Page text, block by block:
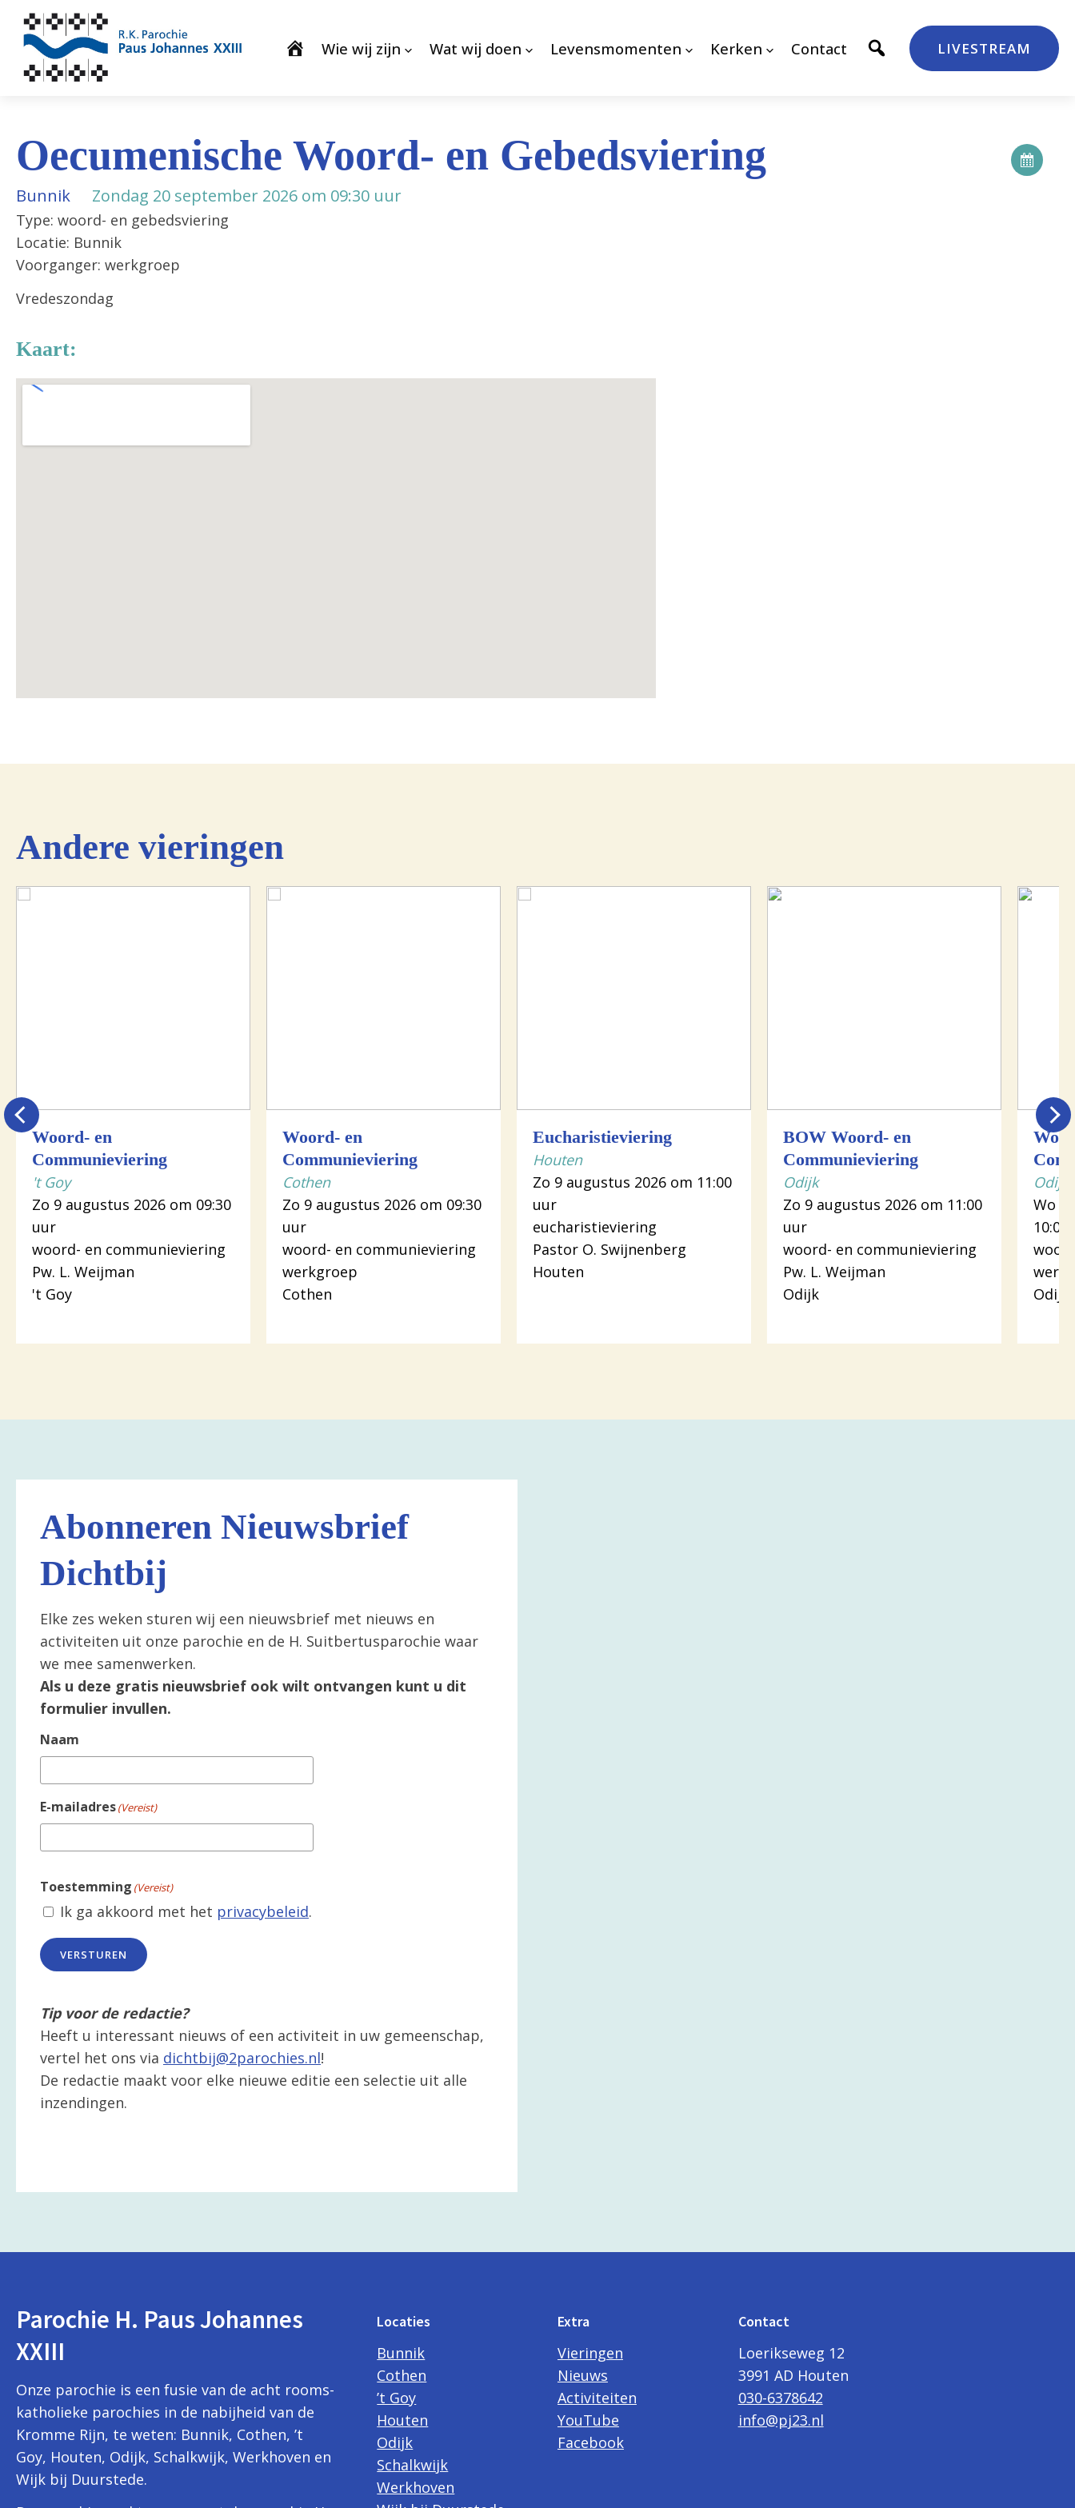
Wie wij zijn Wat wij doen Levensmomenten Kerken Contact LIVESTREAM
Oecumenische Woord- en Gebedsviering
Bunnik Zondag 20 september 2026 om 09:30 uur
Type: woord- en gebedsviering
Locatie: Bunnik
Voorganger: werkgroep
Vredeszondag
Kaart:
Andere vieringen
Woord- en
Communieviering
't Goy
Zo 9 augustus 2026 om 09:30
uur
woord- en communieviering
Pw. L. Weijman
't Goy
Woord- en
Communieviering
Cothen
Zo 9 augustus 2026 om 09:30
uur
woord- en communieviering
werkgroep
Cothen
Eucharistieviering
Houten
Zo 9 augustus 2026 om 11:00
uur
eucharistieviering
Pastor O. Swijnenberg
Houten
BOW Woord- en
Communieviering
Odijk
Zo 9 augustus 2026 om 11:00
uur
woord- en communieviering
Pw. L. Weijman
Odijk
Odijk
Wo
Odijk
Abonneren Nieuwsbrief
Dichtbij
Elke zes weken sturen wij een nieuwsbrief met nieuws en
activiteiten uit onze parochie en de H. Suitbertusparochie waar
we mee samenwerken.
Als u deze gratis nieuwsbrief ook wilt ontvangen kunt u dit
formulier invullen.
Naam
E-mailadres(Vereist)
Toestemming (Vereist)
Ik ga akkoord met het privacybeleid.
VERSTUREN
Tip voor de redactie?
Heeft u interessant nieuws of een activiteit in uw gemeenschap,
vertel het ons via dichtbij@2parochies.nl!
De redactie maakt voor elke nieuwe editie een selectie uit alle
inzendingen.
Parochie H. Paus Johannes
XXIII
Onze parochie is een fusie van de acht rooms-
katholieke parochies in de nabijheid van de
Kromme Rijn, te weten: Bunnik, Cothen, ’t
Goy, Houten, Odijk, Schalkwijk, Werkhoven en
Wijk bij Duurstede.
Locaties
Bunnik
Cothen
’t Goy
Houten
Odijk
Schalkwijk
Werkhoven
Extra
Vieringen
Nieuws
Activiteiten
YouTube
Facebook
Contact
Loerikseweg 12
3991 AD Houten
030-6378642
info@pj23.nl